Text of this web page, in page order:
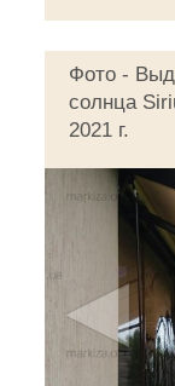
Фото -
солнца
2021 г.
◄